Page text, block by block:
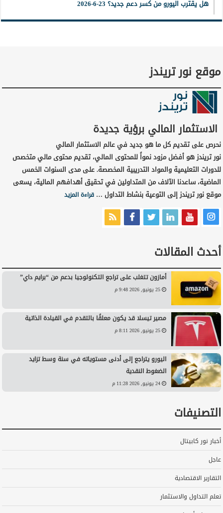
هل يقترب اليورو من كسر دعم جديد؟ 23-6-2026
موقع نور تريندز
الاستثمار المالي برؤية جديدة
نحرص على تقديم كل ما هو جديد في عالم الاستثمار المالي
نور تريندز هو أفضل مزود نمواً للمحتوى المالي، تقديم محتوى مالي متخصص
للدورات التعليمية والمواد التدريبية المخصصة. على مدى السنوات الخمس
الماضية، ساعدنا الآلاف من المتداولين في تحقيق أهدافهم المالية، يسعى
موقع نور تريندز إلى التوعية بنشاط التداول …قراءة المزيد
أحدث المقالات
أمازون تتغلب على تراجع التكنولوجيا بدعم من “برايم داي”
25 يونيو, 2026 9:48 م
مصير تيسلا قد يكون معلقًا بالتقدم في القيادة الذاتية
25 يونيو, 2026 8:11 م
اليورو يتراجع إلى أدنى مستوياته في سنة وسط تزايد
الضغوط النقدية
24 يونيو, 2026 11:28 م
التصنيفات
أخبار نور كابيتال
عاجل
التقارير الاقتصادية
تعلم التداول والاستثمار